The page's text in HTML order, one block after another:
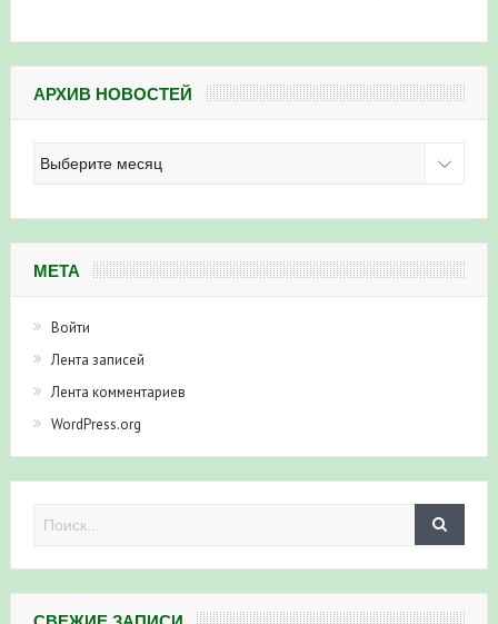
АРХИВ НОВОСТЕЙ
новостей
МЕТА
Войти
Лента записей
Лента комментариев
WordPress.org